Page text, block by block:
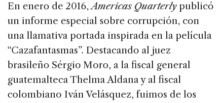
En enero de 2016,Americas Quarterly publicó
un informe especial sobre corrupción, con
una llamativa portada inspirada en la película
“Cazafantasmas”. Destacando al juez
brasileño Sérgio Moro, a la fiscal general
guatemalteca Thelma Aldana y al fiscal
colombiano Iván Velásquez, fuimos de los